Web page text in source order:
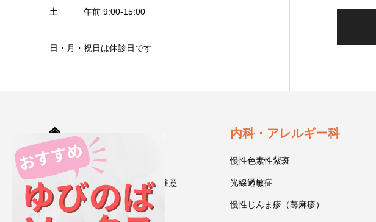
土 午前 9:00-15:00
日・月・祝日は休診日です
診療案内
受診される方へ～初診時のご注意
今井一彰 院長紹介
内科・アレルギー科
慢性色素性紫斑
光線過敏症
慢性じんま疹（蕁麻疹）